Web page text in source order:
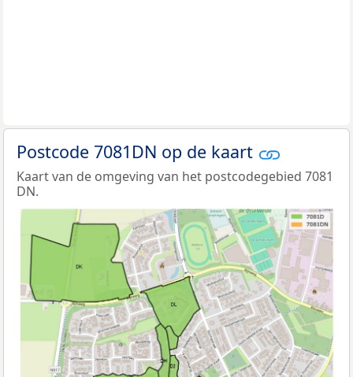
Postcode 7081DN op de kaart
Kaart van de omgeving van het postcodegebied 7081
DN.